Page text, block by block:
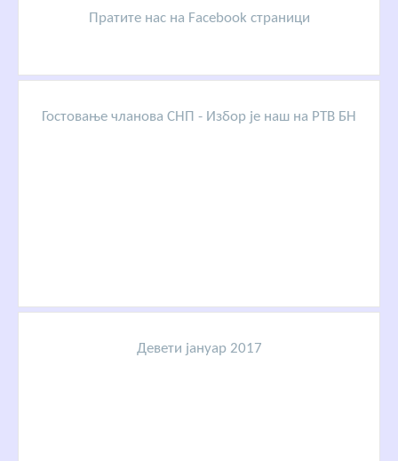
Пратите нас на Facebook страници
Гостовање чланова СНП - Избор је наш на РТВ БН
Девети јануар 2017